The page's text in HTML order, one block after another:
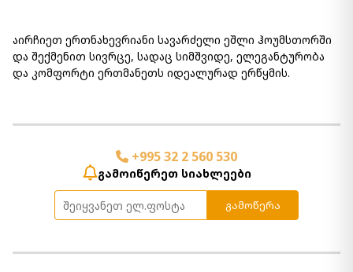
აირჩიეთ ერთნახევრიანი სავარძელი ეშლი ჰოუმსთორში
და შექმენით სივრცე, სადაც სიმშვიდე, ელეგანტურობა
და კომფორტი ერთმანეთს იდეალურად ერწყმის.
+995 32 2 560 530
გამოიწერეთ სიახლეები
გამოწერა